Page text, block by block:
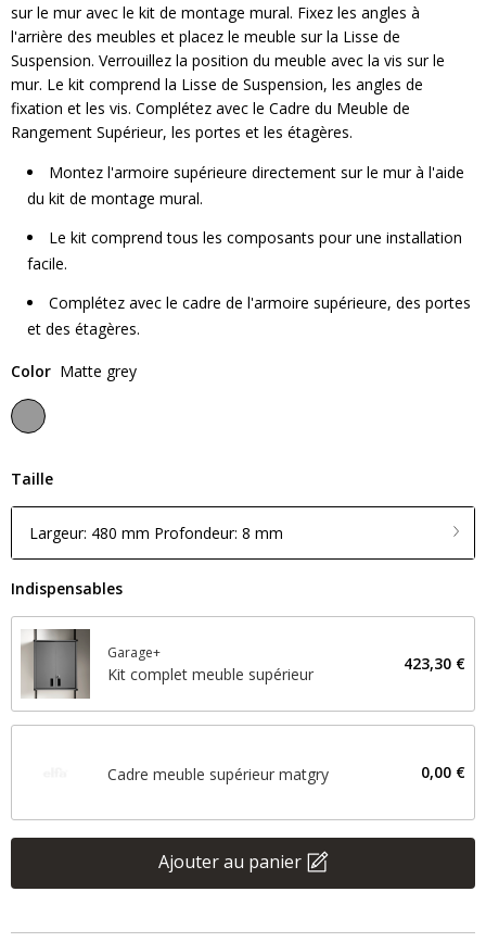
sur le mur avec le kit de montage mural. Fixez les angles à
l'arrière des meubles et placez le meuble sur la Lisse de
Suspension. Verrouillez la position du meuble avec la vis sur le
mur. Le kit comprend la Lisse de Suspension, les angles de
fixation et les vis. Complétez avec le Cadre du Meuble de
Rangement Supérieur, les portes et les étagères.
Montez l'armoire supérieure directement sur le mur à l'aide
du kit de montage mural.
Le kit comprend tous les composants pour une installation
facile.
Complétez avec le cadre de l'armoire supérieure, des portes
et des étagères.
Color Matte grey
Taille
Largeur: 480 mm Profondeur: 8 mm
Indispensables
Garage+
Kit complet meuble supérieur
423,30 €
Cadre meuble supérieur matgry 0,00 €
Ajouter au panier